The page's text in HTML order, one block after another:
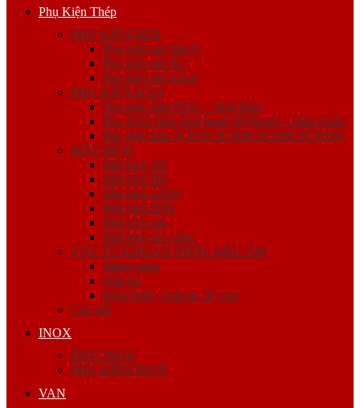
Phụ Kiện Thép
PHỤ KIỆN REN
Phụ kiện ren Mech
Phụ kiện ren K1
Phụ kiện ren giá rẻ
PHỤ KIỆN HÀN
Phụ kiện hàn FKK – Nhật Bản
Phụ Kiện Hàn Jinil bend (Dybend) – Hàn Quốc
Phụ kiện hàn SCH20 SCH40 SCH80 SCH160
MẶT BÍCH
Mặt bích JIS
Mặt bích BS
Mặt bích ANSI
Mặt bích DIN
Mặt bích mù
Mặt bích gia công
VẬT TƯ KHOAN NHỒI, SIÊU ÂM
Măng sông
Nắp bịt
Kẽm buộc, bulong, ốc viss
Cóc nối
INOX
ỐNG INOX
PHỤ KIỆN INOX
VAN